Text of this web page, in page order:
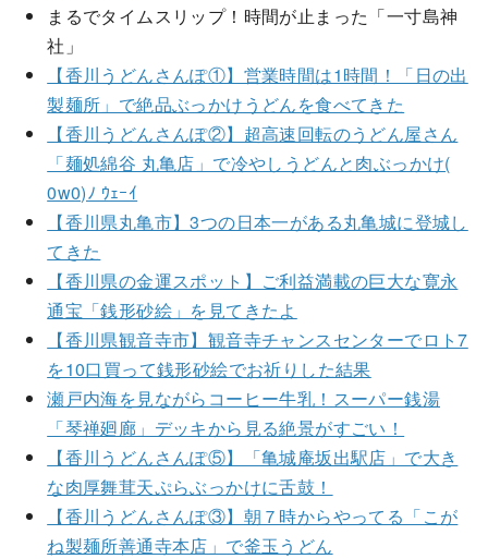
まるでタイムスリップ！時間が止まった「一寸島神
社」
【香川うどんさんぽ①】営業時間は1時間！「日の出
製麺所」で絶品ぶっかけうどんを食べてきた
【香川うどんさんぽ②】超高速回転のうどん屋さん
「麺処綿谷 丸亀店」で冷やしうどんと肉ぶっかけ(
0w0)ﾉ ｳｪｰｲ
【香川県丸亀市】3つの日本一がある丸亀城に登城し
てきた
【香川県の金運スポット】ご利益満載の巨大な寛永
通宝「銭形砂絵」を見てきたよ
【香川県観音寺市】観音寺チャンスセンターでロト7
を10口買って銭形砂絵でお祈りした結果
瀬戸内海を見ながらコーヒー牛乳！スーパー銭湯
「琴禅廻廊」デッキから見る絶景がすごい！
【香川うどんさんぽ⑤】「亀城庵坂出駅店」で大き
な肉厚舞茸天ぷらぶっかけに舌鼓！
【香川うどんさんぽ③】朝７時からやってる「こが
ね製麺所善通寺本店」で釜玉うどん